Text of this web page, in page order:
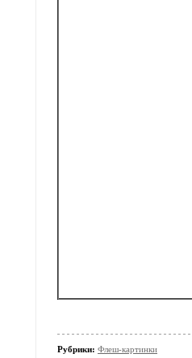
Рубрики: Флеш-картинки